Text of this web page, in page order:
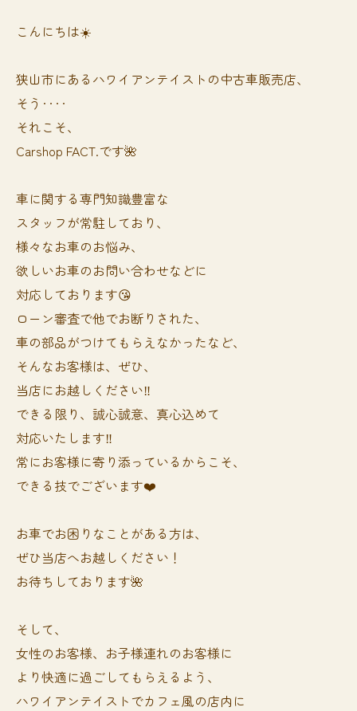
こんにちは☀️
狭山市にあるハワイアンテイストの中古車販売店、
そう‥‥
それこそ、
Carshop FACT.です🌺
車に関する専門知識豊富な
スタッフが常駐しており、
様々なお車のお悩み、
欲しいお車のお問い合わせなどに
対応しております😘
ローン審査で他でお断りされた、
車の部品がつけてもらえなかったなど、
そんなお客様は、ぜひ、
当店にお越しください‼️
できる限り、誠心誠意、真心込めて
対応いたします‼️
常にお客様に寄り添っているからこそ、
できる技でございます❤️
お車でお困りなことがある方は、
ぜひ当店へお越しください！
お待ちしております🌺
そして、
女性のお客様、お子様連れのお客様に
より快適に過ごしてもらえるよう、
ハワイアンテイストでカフェ風の店内に